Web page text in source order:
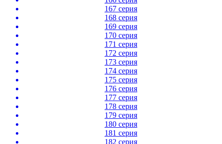
167 серия
168 серия
169 серия
170 серия
171 серия
172 серия
173 серия
174 серия
175 серия
176 серия
177 серия
178 серия
179 серия
180 серия
181 серия
182 серия